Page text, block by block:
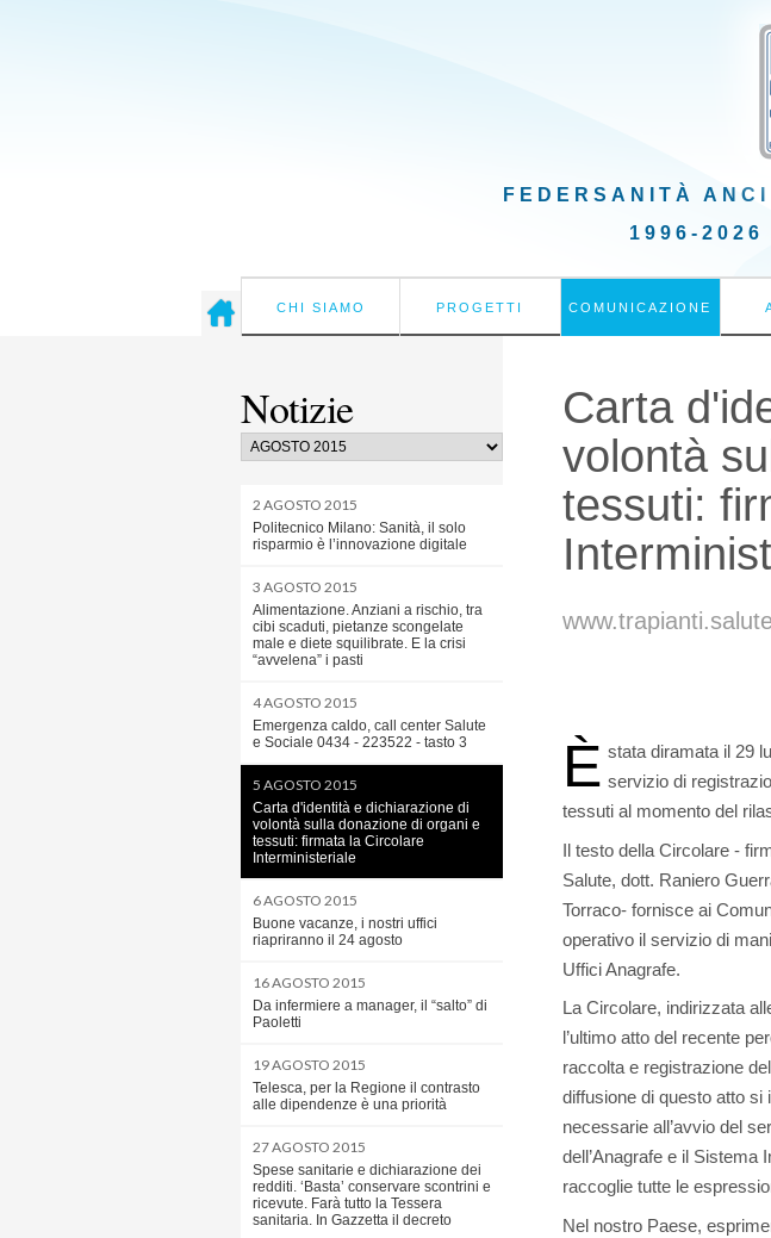
FEDERSANITÀ ANCI
1996-2026
CHI SIAMO PROGETTI COMUNICAZIONE
Notizie
2 AGOSTO 2015
Politecnico Milano: Sanità, il solo
risparmio è l’innovazione digitale
3 AGOSTO 2015
Alimentazione. Anziani a rischio, tra
cibi scaduti, pietanze scongelate
male e diete squilibrate. E la crisi
“avvelena” i pasti
4 AGOSTO 2015
Emergenza caldo, call center Salute
e Sociale 0434 - 223522 - tasto 3
5 AGOSTO 2015
Carta d'identità e dichiarazione di
volontà sulla donazione di organi e
tessuti: firmata la Circolare
Interministeriale
6 AGOSTO 2015
Buone vacanze, i nostri uffici
riapriranno il 24 agosto
16 AGOSTO 2015
Da infermiere a manager, il “salto” di
Paoletti
19 AGOSTO 2015
Telesca, per la Regione il contrasto
alle dipendenze è una priorità
27 AGOSTO 2015
Spese sanitarie e dichiarazione dei
redditi. ‘Basta’ conservare scontrini e
ricevute. Farà tutto la Tessera
sanitaria. In Gazzetta il decreto
Carta
volontà
tessuti:
È stata diramata il 29
servizio di
tessuti al momento del
Il testo della Circolare -
Salute, dott. Raniero
Torraco- fornisce ai
operativo il servizio di
Uffici Anagrafe.
La Circolare, indirizzata
l’ultimo atto del recente
raccolta e registrazione
diffusione di questo atto si
necessarie all’avvio del
dell’Anagrafe e il Sistema
raccoglie tutte le
Nel nostro Paese,